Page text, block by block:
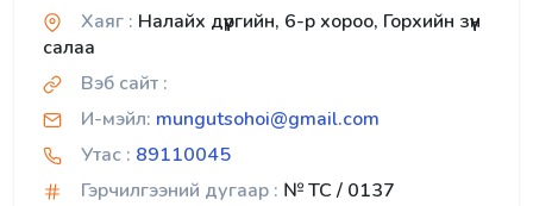
Хаяг : Налайх дүүргийн, 6-р хороо, Горхийн зүүн
салаа
Вэб сайт :
И-мэйл: mungutsohoi@gmail.com
Утас : 89110045
Гэрчилгээний дугаар : № TC / 0137